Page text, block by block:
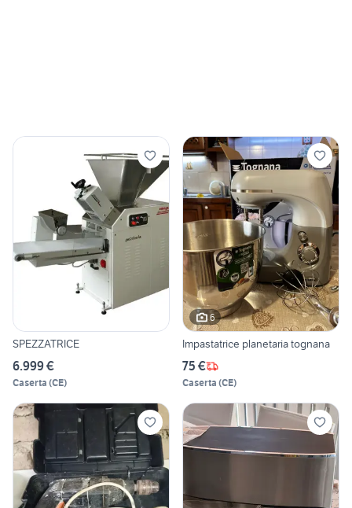
SPEZZATRICE
6.999 €
Caserta (CE)
6
Impastatrice planetaria tognana
75 €
Caserta (CE)